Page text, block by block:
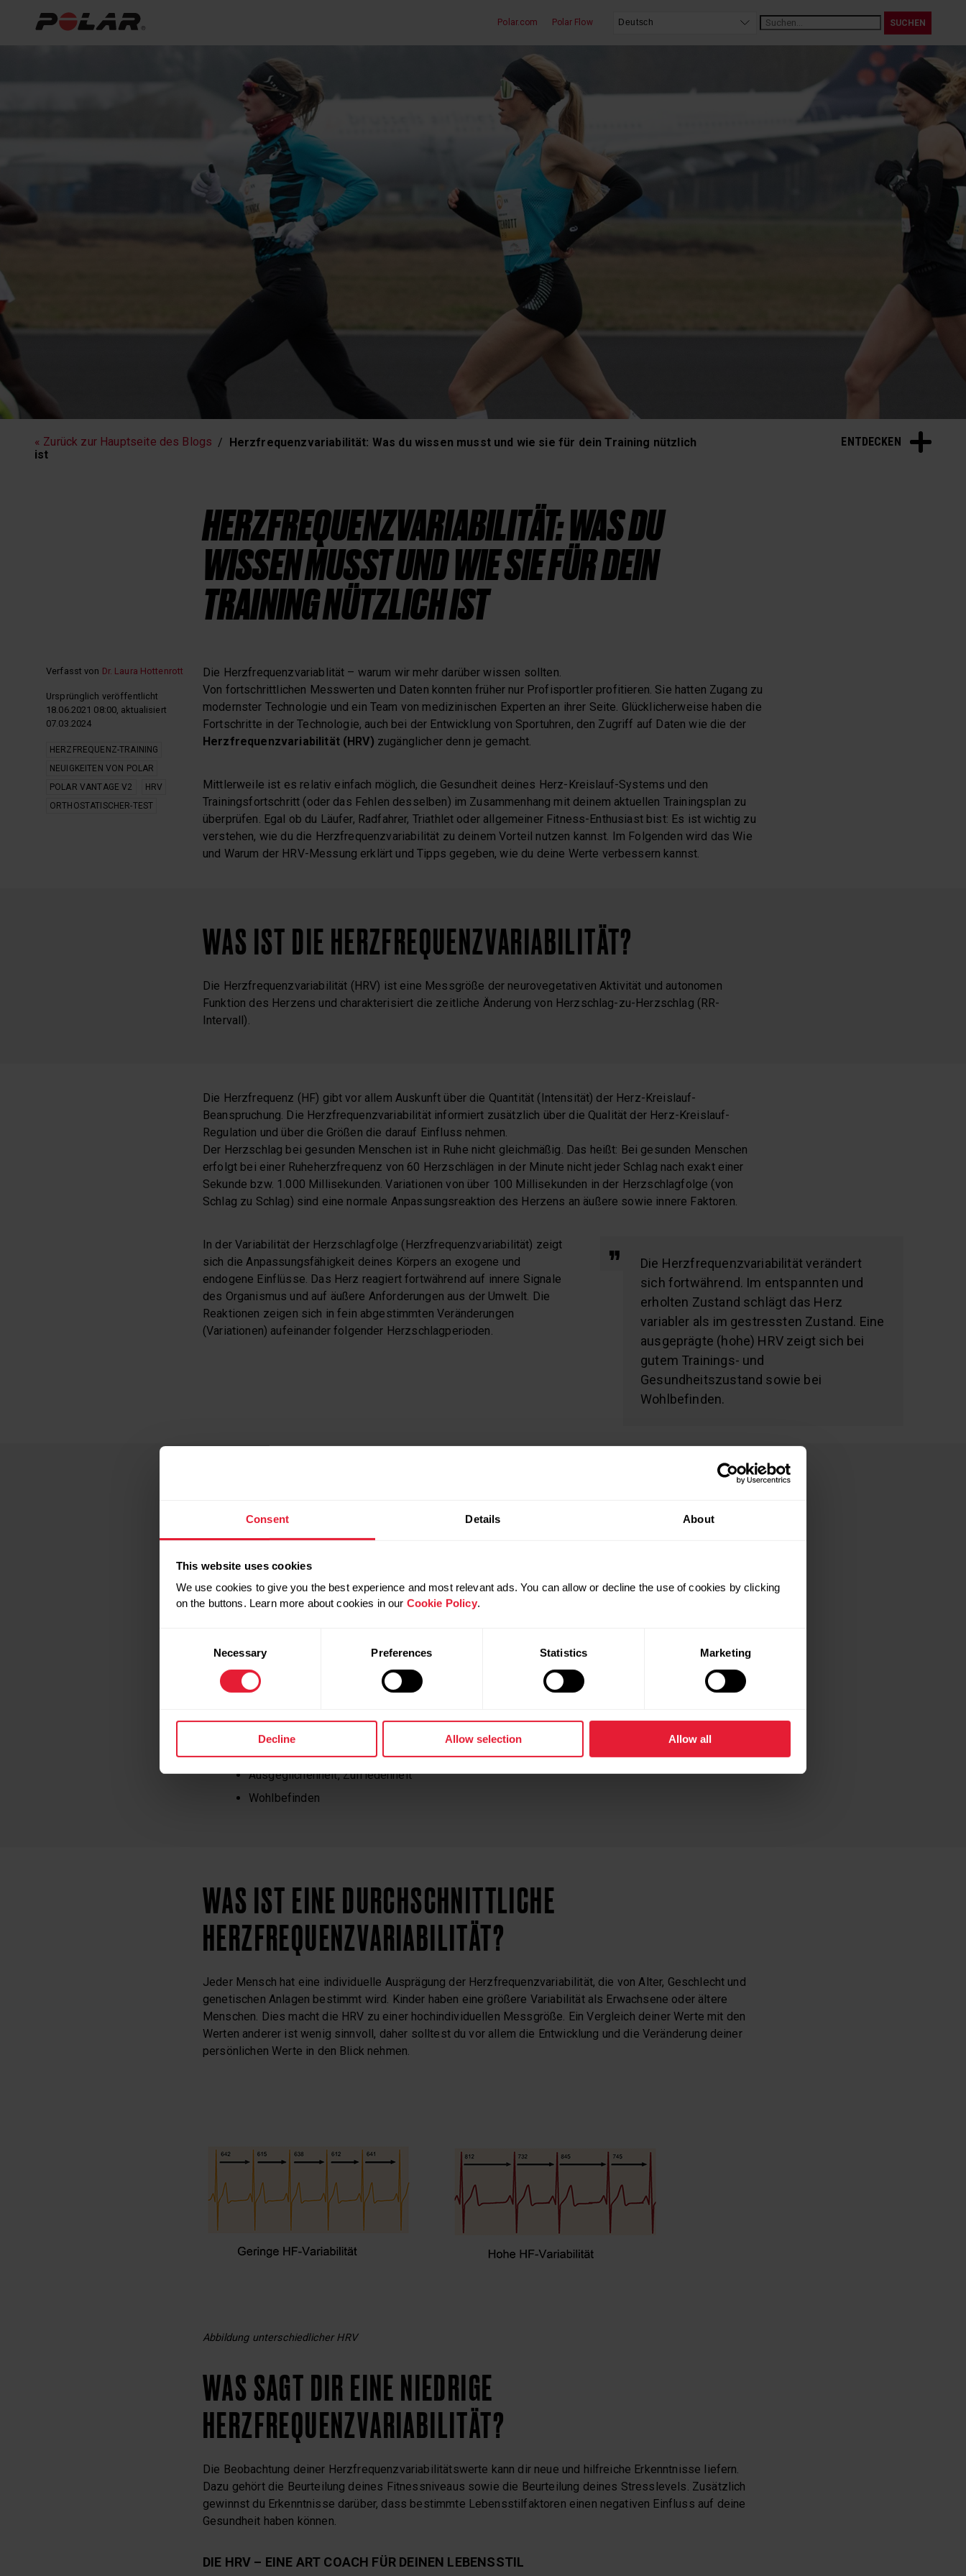
Consent Details About
This website uses cookies
We use cookies to give you the best experience and most relevant ads. You can allow or decline the use of cookies by clicking
on the buttons. Learn more about cookies in our Cookie Policy.
Necessary Preferences Statistics Marketing
Decline Allow selection Allow all
Polar.com Polar Flow
ENTDECKEN
« Zurück zur Hauptseite des Blogs
Herzfrequenzvariabilität: Was du wissen musst und wie sie für dein Training nützlich
ist
HERZFREQUENZVARIABILITÄT: WAS DU
WISSEN MUSST UND WIE SIE FÜR DEIN
TRAINING NÜTZLICH IST
Verfasst von Dr. Laura Hottenrott
Ursprünglich veröffentlicht
18.06.2021 08:00, aktualisiert
07.03.2024
HERZFREQUENZ-TRAINING
NEUIGKEITEN VON POLAR
POLAR VANTAGE V2
HRV
ORTHOSTATISCHER-TEST
Die Herzfrequenzvariablität – warum wir mehr darüber wissen sollten.
Von fortschrittlichen Messwerten und Daten konnten früher nur Profisportler profitieren. Sie hatten Zugang zu
modernster Technologie und ein Team von medizinischen Experten an ihrer Seite. Glücklicherweise haben die
Fortschritte in der Technologie, auch bei der Entwicklung von Sportuhren, den Zugriff auf Daten wie die der
Herzfrequenzvariabilität (HRV) zugänglicher denn je gemacht.
Mittlerweile ist es relativ einfach möglich, die Gesundheit deines Herz-Kreislauf-Systems und den
Trainingsfortschritt (oder das Fehlen desselben) im Zusammenhang mit deinem aktuellen Trainingsplan zu
überprüfen. Egal ob du Läufer, Radfahrer, Triathlet oder allgemeiner Fitness-Enthusiast bist: Es ist wichtig zu
verstehen, wie du die Herzfrequenzvariabilität zu deinem Vorteil nutzen kannst. Im Folgenden wird das Wie
und Warum der HRV-Messung erklärt und Tipps gegeben, wie du deine Werte verbessern kannst.
WAS IST DIE HERZFREQUENZVARIABILITÄT?
Die Herzfrequenzvariabilität (HRV) ist eine Messgröße der neurovegetativen Aktivität und autonomen
Funktion des Herzens und charakterisiert die zeitliche Änderung von Herzschlag-zu-Herzschlag (RR-
Intervall).
Die Herzfrequenz (HF) gibt vor allem Auskunft über die Quantität (Intensität) der Herz-Kreislauf-
Beanspruchung. Die Herzfrequenzvariabilität informiert zusätzlich über die Qualität der Herz-Kreislauf-
Regulation und über die Größen die darauf Einfluss nehmen.
Der Herzschlag bei gesunden Menschen ist in Ruhe nicht gleichmäßig. Das heißt: Bei gesunden Menschen
erfolgt bei einer Ruheherzfrequenz von 60 Herzschlägen in der Minute nicht jeder Schlag nach exakt einer
Sekunde bzw. 1.000 Millisekunden. Variationen von über 100 Millisekunden in der Herzschlagfolge (von
Schlag zu Schlag) sind eine normale Anpassungsreaktion des Herzens an äußere sowie innere Faktoren.
Die Herzfrequenzvariabilität verändert
sich fortwährend. Im entspannten und
erholten Zustand schlägt das Herz
variabler als im gestressten Zustand. Eine
ausgeprägte (hohe) HRV zeigt sich bei
gutem Trainings- und
Gesundheitszustand sowie bei
Wohlbefinden.
In der Variabilität der Herzschlagfolge (Herzfrequenzvariabilität) zeigt
sich die Anpassungsfähigkeit deines Körpers an exogene und
endogene Einflüsse. Das Herz reagiert fortwährend auf innere Signale
des Organismus und auf äußere Anforderungen aus der Umwelt. Die
Reaktionen zeigen sich in fein abgestimmten Veränderungen
(Variationen) aufeinander folgender Herzschlagperioden.
Grippale Infekte, gesundheitliche Beeinträchtigungen
Wiederholt hochintensives Training ohne hinreichende Erholungsphasen
Lange Wettkampfserie ohne kompensatorisches Training
FAKTOREN, DIE ZU EINER AUSPRÄGUNG (ERHÖHUNG) DEINER HRV FÜHREN KÖNNEN
Entspannungsübungen (z.B. Yoga, Meditation)
Ausgeglichenheit, Zufriedenheit
Wohlbefinden
WAS IST EINE DURCHSCHNITTLICHE
HERZFREQUENZVARIABILITÄT?
Jeder Mensch hat eine individuelle Ausprägung der Herzfrequenzvariabilität, die von Alter, Geschlecht und
genetischen Anlagen bestimmt wird. Kinder haben eine größere Variabilität als Erwachsene oder ältere
Menschen. Dies macht die HRV zu einer hochindividuellen Messgröße. Ein Vergleich deiner Werte mit den
Werten anderer ist wenig sinnvoll, daher solltest du vor allem die Entwicklung und die Veränderung deiner
persönlichen Werte in den Blick nehmen.
Abbildung unterschiedlicher HRV
WAS SAGT DIR EINE NIEDRIGE
HERZFREQUENZVARIABILITÄT?
Die Beobachtung deiner Herzfrequenzvariabilitätswerte kann dir neue und hilfreiche Erkenntnisse liefern.
Dazu gehört die Beurteilung deines Fitnessniveaus sowie die Beurteilung deines Stresslevels. Zusätzlich
gewinnst du Erkenntnisse darüber, dass bestimmte Lebensstilfaktoren einen negativen Einfluss auf deine
Gesundheit haben können.
DIE HRV – EINE ART COACH FÜR DEINEN LEBENSSTIL